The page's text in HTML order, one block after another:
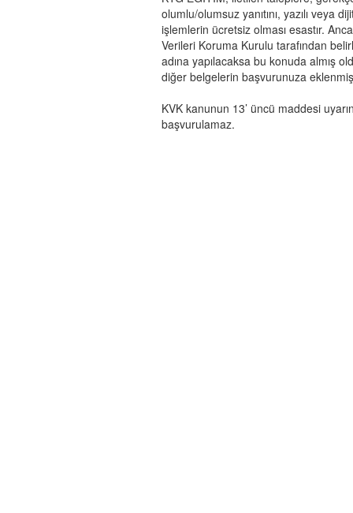
olumlu/olumsuz yanıtını, yazılı veya
işlemlerin ücretsiz olması esastır.
Verileri Koruma Kurulu tarafından
adına yapılacaksa bu konuda almış
diğer belgelerin başvurunuza
KVK kanunun 13’ üncü maddesi
başvurulamaz.